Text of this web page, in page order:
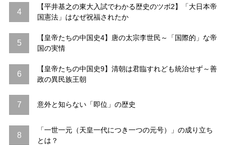
4
【平井基之の東大入試でわかる歴史のツボ2】「大日本帝
国憲法」はなぜ祝福されたか
5
【皇帝たちの中国史4】唐の太宗李世民～「国際的」な帝
国の実情
6
【皇帝たちの中国史9】清朝は君臨すれども統治せず～善
政の異民族王朝
7 意外と知らない「即位」の歴史
8
「一世一元（天皇一代につき一つの元号）」の成り立ち
とは？